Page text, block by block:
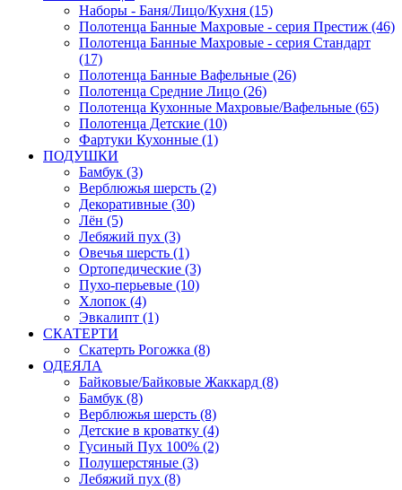
Наборы - Баня/Лицо/Кухня (15)
Полотенца Банные Махровые - серия Престиж (46)
Полотенца Банные Махровые - серия Стандарт
(17)
Полотенца Банные Вафельные (26)
Полотенца Средние Лицо (26)
Полотенца Кухонные Махровые/Вафельные (65)
Полотенца Детские (10)
Фартуки Кухонные (1)
ПОДУШКИ
Бамбук (3)
Верблюжья шерсть (2)
Декоративные (30)
Лён (5)
Лебяжий пух (3)
Овечья шерсть (1)
Ортопедические (3)
Пухо-перьевые (10)
Хлопок (4)
Эвкалипт (1)
СКАТЕРТИ
Скатерть Рогожка (8)
ОДЕЯЛА
Байковые/Байковые Жаккард (8)
Бамбук (8)
Верблюжья шерсть (8)
Детские в кроватку (4)
Гусиный Пух 100% (2)
Полушерстяные (3)
Лебяжий пух (8)